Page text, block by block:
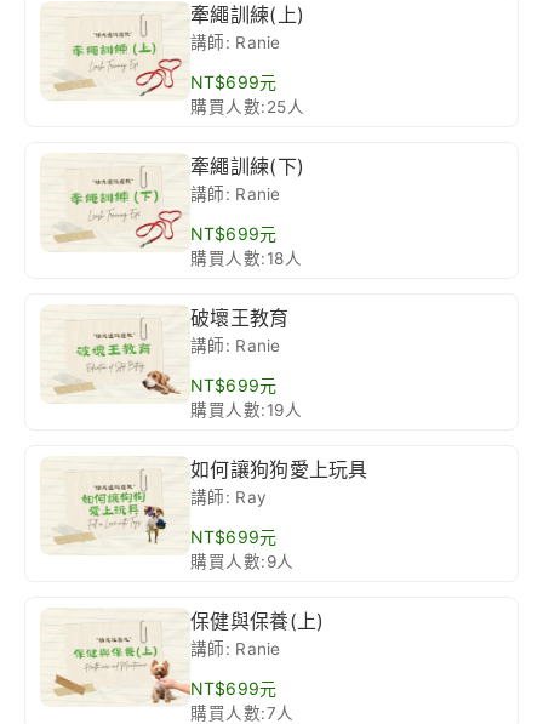
牽繩訓練(上)
講師: Ranie
NT$699元
購買人數:25人
牽繩訓練(下)
講師: Ranie
NT$699元
購買人數:18人
破壞王教育
講師: Ranie
NT$699元
購買人數:19人
如何讓狗狗愛上玩具
講師: Ray
NT$699元
購買人數:9人
保健與保養(上)
講師: Ranie
NT$699元
購買人數:7人